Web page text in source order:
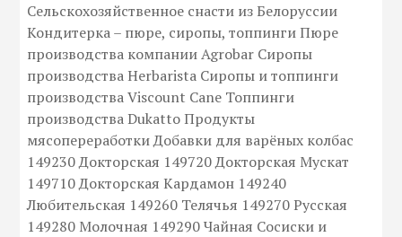
Сельскохозяйственное снасти из Белоруссии
Кондитерка – пюре, сиропы, топпинги Пюре
производства компании Agrobar Сиропы
производства Herbarista Сиропы и топпинги
производства Viscount Cane Топпинги
производства Dukatto Продукты
мясопереработки Добавки для варёных колбас
149230 Докторская 149720 Докторская Мускат
149710 Докторская Кардамон 149240
Любительская 149260 Телячья 149270 Русская
149280 Молочная 149290 Чайная Cосиски и